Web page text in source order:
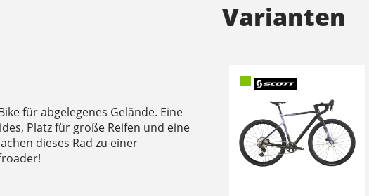
für abgelegenes Gelände. Eine
Platz für große Reifen und eine
dieses Rad zu einer
Varianten